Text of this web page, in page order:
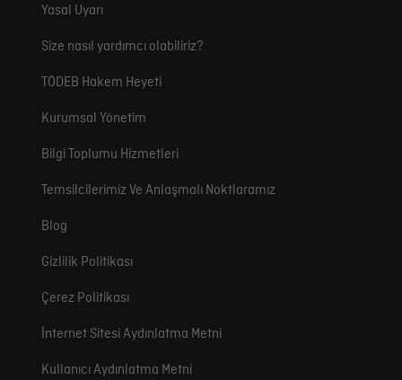
Yasal Uyarı
Size nasıl yardımcı olabiliriz?
TÖDEB Hakem Heyeti
Kurumsal Yönetim
Bilgi Toplumu Hizmetleri
Temsilcilerimiz Ve Anlaşmalı Noktlaramız
Blog
Gizlilik Politikası
Çerez Politikası
İnternet Sitesi Aydınlatma Metni
Kullanıcı Aydınlatma Metni